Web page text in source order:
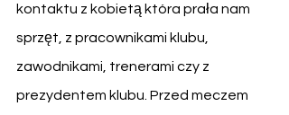
kontaktu z kobietą która prała nam
sprzęt, z pracownikami klubu,
zawodnikami, trenerami czy z
prezydentem klubu. Przed meczem